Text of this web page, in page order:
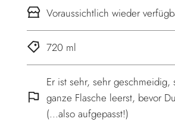
Voraussichtlich wieder
720 ml
Er ist sehr, sehr geschmeidig,
ganze Flasche leerst, bevor
(...also aufgepasst!)